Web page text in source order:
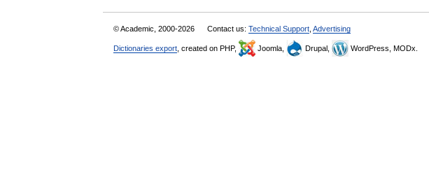
© Academic, 2000-2026 Contact us: Technical Support Advertising
Dictionaries export , created on PHP, Joomla, Drupal, WordPress, MODx.